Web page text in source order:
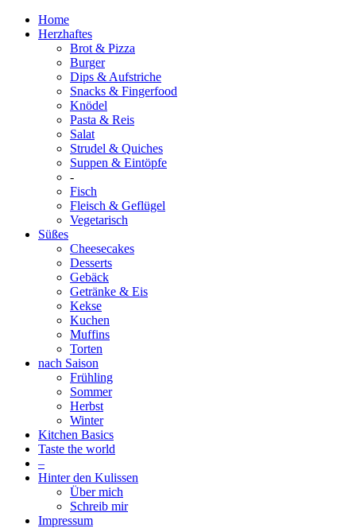
Home
Herzhaftes
Brot & Pizza
Burger
Dips & Aufstriche
Snacks & Fingerfood
Knödel
Pasta & Reis
Salat
Strudel & Quiches
Suppen & Eintöpfe
-
Fisch
Fleisch & Geflügel
Vegetarisch
Süßes
Cheesecakes
Desserts
Gebäck
Getränke & Eis
Kekse
Kuchen
Muffins
Torten
nach Saison
Frühling
Sommer
Herbst
Winter
Kitchen Basics
Taste the world
–
Hinter den Kulissen
Über mich
Schreib mir
Impressum